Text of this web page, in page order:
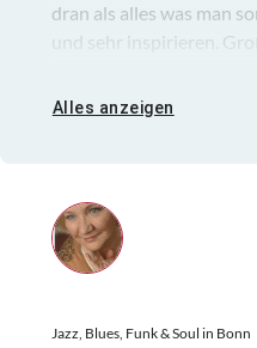
dran als alles was man
und sehr inspirieren.
Alles anzeigen
Jazz, Blues, Funk & Soul in Bonn